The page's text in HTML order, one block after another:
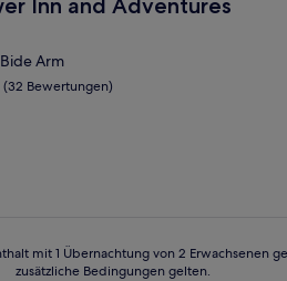
Inn and Adventures
Arm
(32 Bewertungen)
mit 1 Übernachtung von 2 Erwachsenen
zusätzliche Bedingungen gelten.